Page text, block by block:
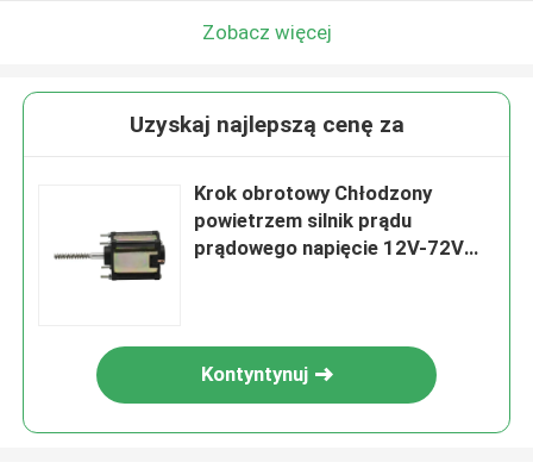
Zobacz więcej
Uzyskaj najlepszą cenę za
Krok obrotowy Chłodzony
powietrzem silnik prądu
prądowego napięcie 12V-72V
Kontyntynuj